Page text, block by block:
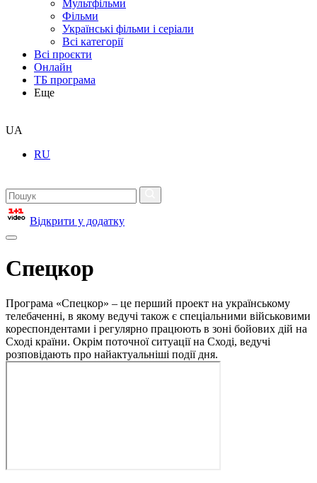
Мультфільми
Фільми
Українські фільми і серіали
Всі категорії
Всі проєкти
Онлайн
ТБ програма
Еще
UA
RU
Відкрити у додатку
Спецкор
Програма «Спецкор» – це перший проект на українському
телебаченні, в якому ведучі також є спеціальними військовими
кореспондентами і регулярно працюють в зоні бойових дій на
Сході країни. Окрім поточної ситуації на Сході, ведучі
розповідають про найактуальніші події дня.